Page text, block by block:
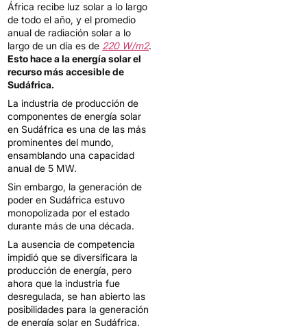
África recibe luz solar a lo largo
de todo el año, y el promedio
anual de radiación solar a lo
largo de un día es de 220 W/m2.
Esto hace a la energía solar el
recurso más accesible de
Sudáfrica.
La industria de producción de
componentes de energía solar
en Sudáfrica es una de las más
prominentes del mundo,
ensamblando una capacidad
anual de 5 MW.
Sin embargo, la generación de
poder en Sudáfrica estuvo
monopolizada por el estado
durante más de una década.
La ausencia de competencia
impidió que se diversificara la
producción de energía, pero
ahora que la industria fue
desregulada, se han abierto las
posibilidades para la generación
de energía solar en Sudáfrica.